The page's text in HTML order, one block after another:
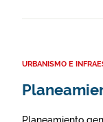
URBANISMO E